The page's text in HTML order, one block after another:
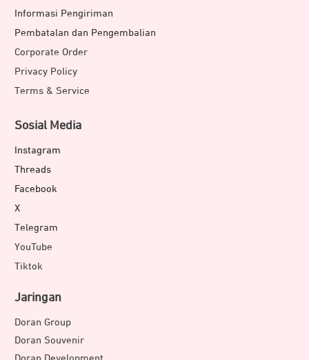
Informasi Pengiriman
Pembatalan dan Pengembalian
Corporate Order
Privacy Policy
Terms & Service
Sosial Media
Instagram
Threads
Facebook
X
Telegram
YouTube
Tiktok
Jaringan
Doran Group
Doran Souvenir